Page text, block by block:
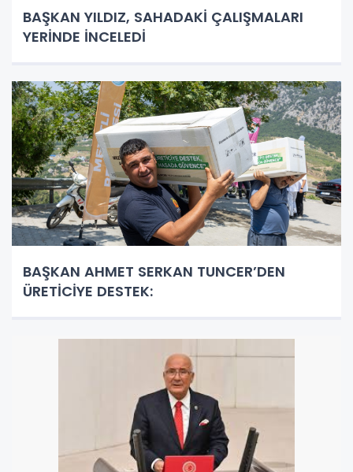
BAŞKAN YILDIZ, SAHADAKİ ÇALIŞMALARI
YERİNDE İNCELEDİ
BAŞKAN AHMET SERKAN TUNCER’DEN
ÜRETİCİYE DESTEK: